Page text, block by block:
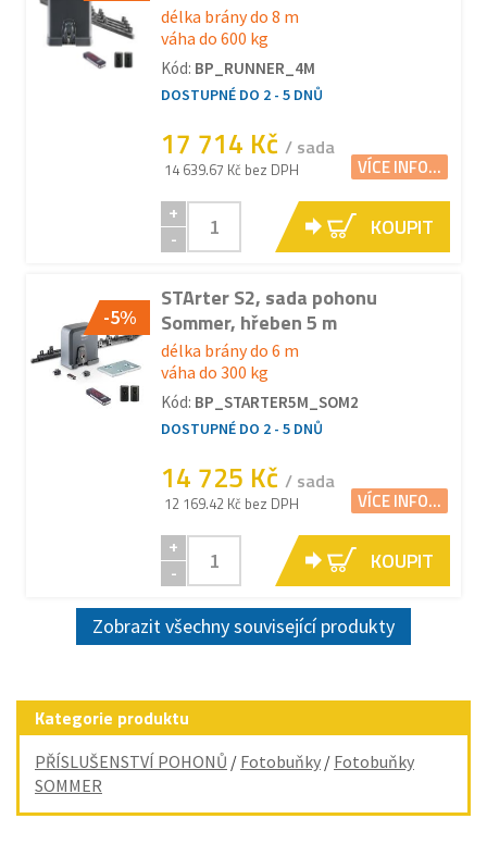
délka brány do 8 m
váha do 600 kg
Kód: BP_RUNNER_4M
DOSTUPNÉ DO 2 - 5 DNŮ
17 714 Kč / sada
14 639.67 Kč bez DPH VÍCE INFO...
+
-
KOUPIT
-5%
STArter S2, sada pohonu
Sommer, hřeben 5 m
délka brány do 6 m
váha do 300 kg
Kód: BP_STARTER5M_SOM2
DOSTUPNÉ DO 2 - 5 DNŮ
14 725 Kč / sada
12 169.42 Kč bez DPH VÍCE INFO...
+
-
KOUPIT
Zobrazit všechny související produkty
Kategorie produktu
PŘÍSLUŠENSTVÍ POHONŮ / Fotobuňky / Fotobuňky
SOMMER